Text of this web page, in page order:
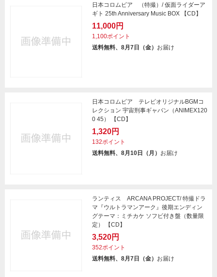
日本コロムビア （特撮）/ 仮面ライダーア
ギト 25th Anniversary Music BOX 【CD】
11,000円
1,100ポイント
送料無料、8月7日（金） お届け
日本コロムビア テレビオリジナルBGMコ
レクション 宇宙刑事ギャバン（ANIMEX120
0 45） 【CD】
1,320円
132ポイント
送料無料、8月10日（月） お届け
ランティス ARCANA PROJECT/ 特撮ドラ
マ『ウルトラマンアーク』後期エンディン
グテーマ：ミチカケ ソフビ付き盤（数量限
定） 【CD】
3,520円
352ポイント
送料無料、8月7日（金） お届け